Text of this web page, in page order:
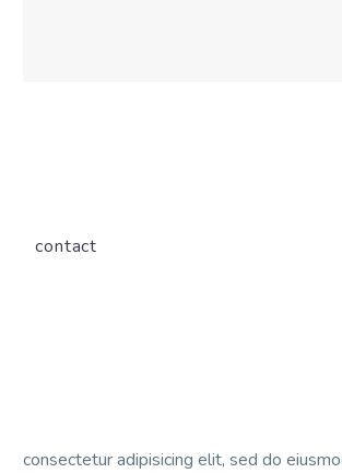
contact
consectetur adipisicing elit, sed do